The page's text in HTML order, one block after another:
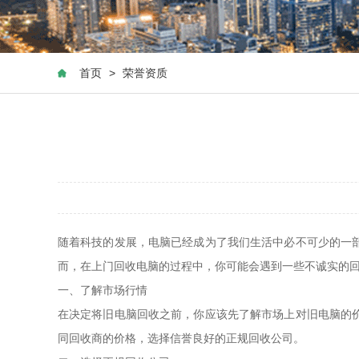
首页 > 荣誉资质
随着科技的发展，电脑已经成为了我们生活中必不可少的
而，在上门回收电脑的过程中，你可能会遇到一些不诚实的
一、了解市场行情
在决定将旧电脑回收之前，你应该先了解市场上对旧电脑
同回收商的价格，选择信誉良好的正规回收公司。